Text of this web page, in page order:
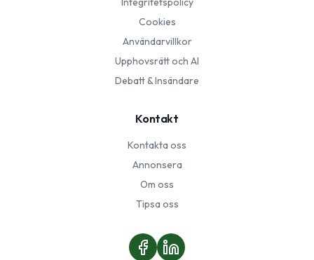
Cookies
Användarvillkor
Upphovsrätt och AI
Debatt & Insändare
Kontakt
Kontakta oss
Annonsera
Om oss
Tipsa oss